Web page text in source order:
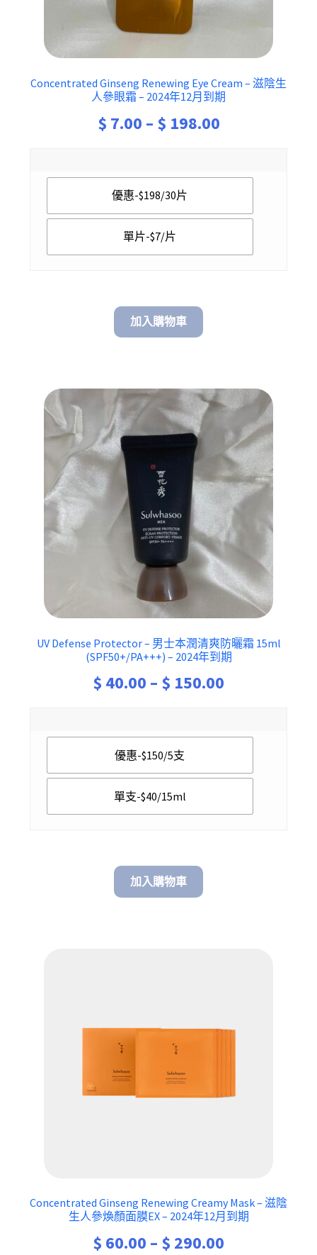
Concentrated Ginseng Renewing Eye Cream – 滋陰生
人參眼霜 – 2024年12月到期
$ 7.00 – $ 198.00Price
$ 7.00
優惠-$198/30片
單片-$7/片
加入購物車
UV Defense Protector – 男士本潤清爽防曬霜 15ml
(SPF50+/PA+++) – 2024年到期
$ 40.00 – $ 150.00
$ 40.00
優惠-$150/5支
單支-$40/15ml
加入購物車
Concentrated Ginseng Renewing Creamy Mask – 滋陰
生人參煥顏面膜EX – 2024年12月到期
$ 60.00 – $ 290.00